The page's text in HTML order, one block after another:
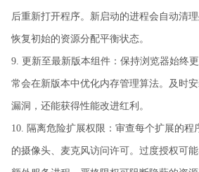
后重新打开程序。新启动的进程会自动清
恢复初始的资源分配平衡状态。
9. 更新至最新版本组件：保持浏览器始终
常会在新版本中优化内存管理算法。及时
漏洞，还能获得性能改进红利。
10. 隔离危险扩展权限：审查每个扩展的程
的摄像头、麦克风访问许可。过度授权可